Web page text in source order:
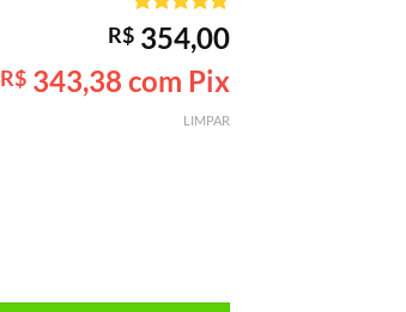
Avaliado
como5de
5, com
baseado em
1
de cliente
R$ 354,00
R$ 343,38 com Pix
LIMPAR